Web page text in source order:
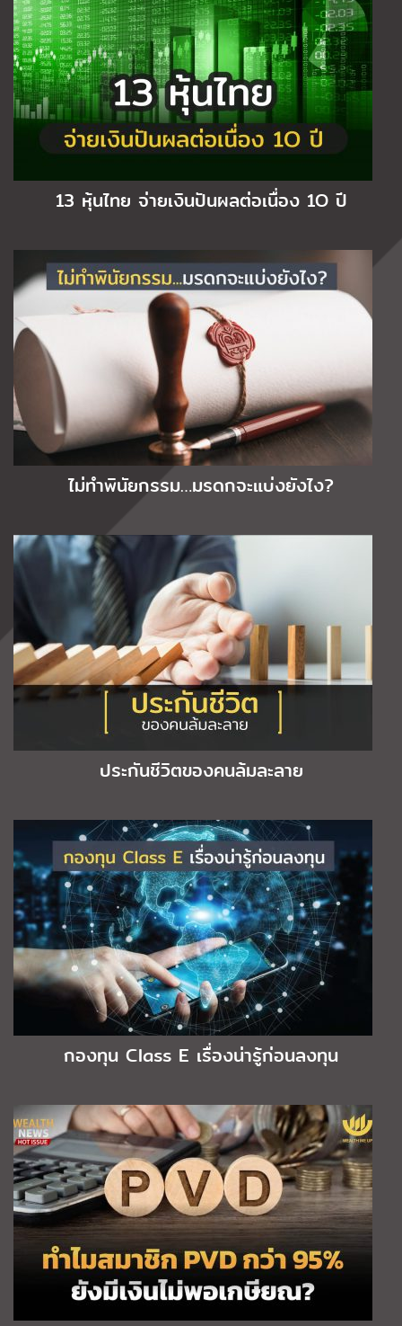
13 หุ้นไทย จ่ายเงินปันผลต่อเนื่อง 1O ปี
ไม่ทำพินัยกรรม…มรดกจะแบ่งยังไง?
ประกันชีวิตของคนล้มละลาย
กองทุน Class E เรื่องน่ารู้ก่อนลงทุน